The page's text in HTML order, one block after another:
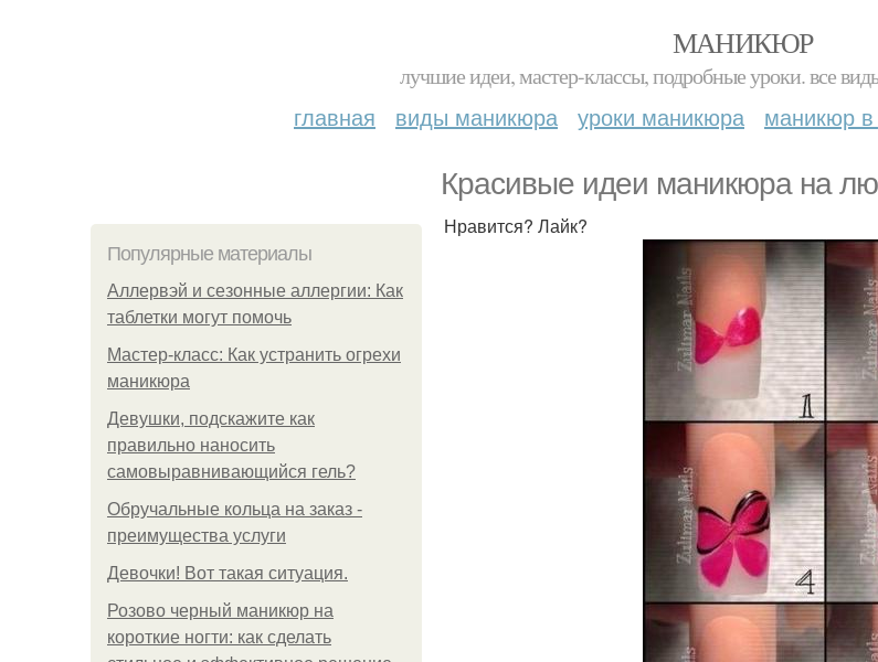
МАНИКЮР
лучшие идеи, мастер-классы, подробные уроки. все
главная виды маникюра уроки маникюра маникюр
Красивые идеи маникюра на
Популярные материалы
Аллервэй и сезонные аллергии: Как
таблетки могут помочь
Мастер-класс: Как устранить огрехи
маникюра
Девушки, подскажите как
правильно наносить
самовыравнивающийся гель?
Обручальные кольца на заказ -
преимущества услуги
Девочки! Вот такая ситуация.
Розово черный маникюр на
короткие ногти: как сделать
Нравится? Лайк?